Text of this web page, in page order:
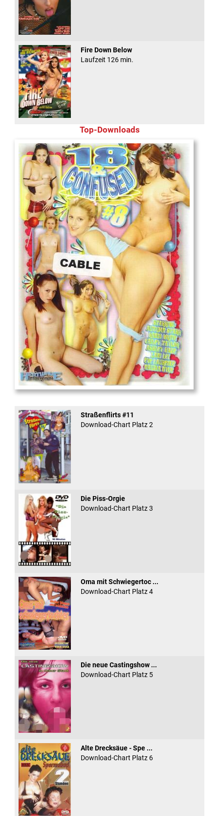
Fire Down Below
Laufzeit 126 min.
Top-Downloads
And Confused #8 - ...
Straßenflirts #11
Download-Chart Platz 2
Die Piss-Orgie
Download-Chart Platz 3
Oma mit Schwiegertoc ...
Download-Chart Platz 4
Die neue Castingshow ...
Download-Chart Platz 5
Alte Drecksäue - Spe ...
Download-Chart Platz 6